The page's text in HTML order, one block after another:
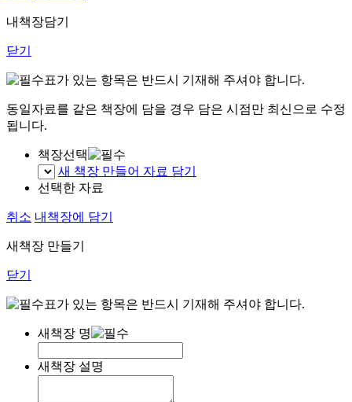
내책장담기
닫기
표가 있는 항목은 반드시 기재해 주셔야 합니다.
동일자료를 같은 책장에 담을 경우 담은 시점만 최신으로 수정
됩니다.
책장선택
새 책장 만들어 자료 담기
선택한 자료
취소 내책장에 담기
새책장 만들기
닫기
표가 있는 항목은 반드시 기재해 주셔야 합니다.
새책장 명
새책장 설명